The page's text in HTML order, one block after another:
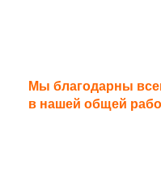
Мы благодарны
в нашей общей